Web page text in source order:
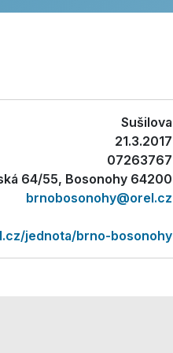
Sušilova
21.3.2017
07263767
64/55, Bosonohy 64200
brnobosonohy@orel.cz
jednota/brno-bosonohy